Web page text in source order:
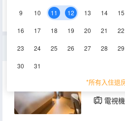
9 10 11 12 13 14 15
16 17 18 19 20 21 22
23 24 25 26 27 28 29
30 31
*所有入住退
25㎡
電視機